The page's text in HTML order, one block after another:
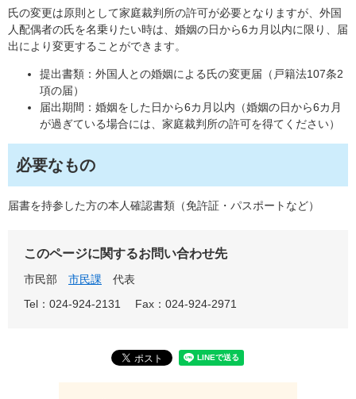
氏の変更は原則として家庭裁判所の許可が必要となりますが、外国
人配偶者の氏を名乗りたい時は、婚姻の日から6カ月以内に限り、届
出により変更することができます。
提出書類：外国人との婚姻による氏の変更届（戸籍法107条2
項の届）
届出期間：婚姻をした日から6カ月以内（婚姻の日から6カ月
が過ぎている場合には、家庭裁判所の許可を得てください）
必要なもの
届書を持参した方の本人確認書類（免許証・パスポートなど）
このページに関するお問い合わせ先
市民部 市民課
代表
Tel：024-924-2131
Fax：024-924-2971